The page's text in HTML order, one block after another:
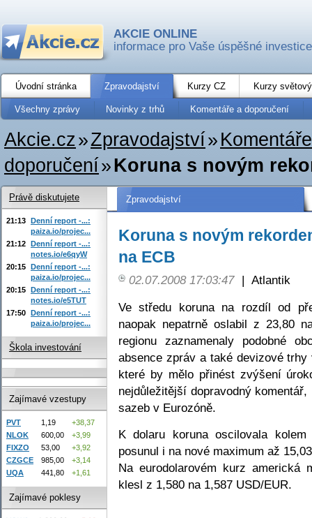
AKCIE ONLINE
informace pro Vaše úspěšné investice
Úvodní stránka Zpravodajství Kurzy CZ Kurzy
Všechny zprávy Novinky z trhů Komentáře a doporučení
Akcie.cz»Zpravodajství»
doporučení»Koruna s novým
Zpravodajství
Koruna s novým
na ECB
02.07.2008 17:03:47 | Atlantik
Ve středu koruna na rozdíl od
naopak nepatrně oslabil z 23,80
regionu zaznamenaly podobné
absence zpráv a také devizové
které by mělo přinést zvýšení
nejdůležitější dopravodný
sazeb v Eurozóně.
K dolaru koruna oscilovala
posunul i na nové maximum až
Na eurodolarovém kurz americká
klesl z 1,580 na 1,587 USD/EUR.
Právě diskutujete
21:13 Denní report -...:
paiza.io/projec...
21:12 Denní report -...:
notes.io/e6qyW
20:15 Denní report -...:
paiza.io/projec...
20:15 Denní report -...:
notes.io/e5TUT
17:50 Denní report -...:
paiza.io/projec...
Škola investování
Zajímavé vzestupy
PVT 1,19
+38,37
NLOK
600,00
+3,99
FIXZO
53,00
+3,92
CZGCE
985,00
+3,14
UQA
441,80 +1,61
Zajímavé poklesy